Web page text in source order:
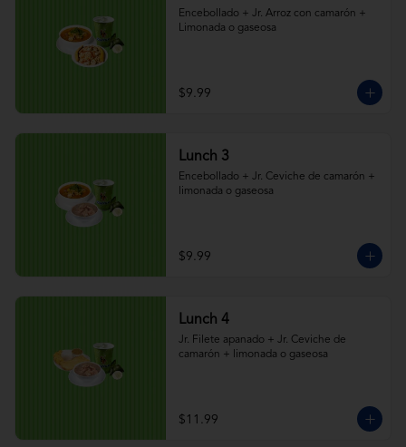
Encebollado + Jr. Arroz con camarón +
Limonada o gaseosa
$9.99
Lunch 3
Encebollado + Jr. Ceviche de camarón +
limonada o gaseosa
$9.99
Lunch 4
Jr. Filete apanado + Jr. Ceviche de
camarón + limonada o gaseosa
$11.99